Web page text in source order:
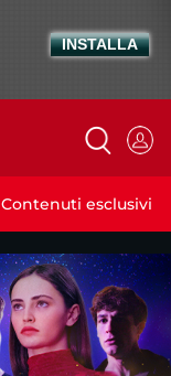
Contenuti esclusivi
INSTALLA